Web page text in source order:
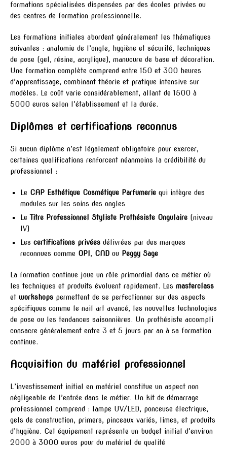
formations spécialisées dispensées par des écoles privées ou
des centres de formation professionnelle.
Les formations initiales abordent généralement les thématiques
suivantes : anatomie de l’ongle, hygiène et sécurité, techniques
de pose (gel, résine, acrylique), manucure de base et décoration.
Une formation complète comprend entre 150 et 300 heures
d’apprentissage, combinant théorie et pratique intensive sur
modèles. Le coût varie considérablement, allant de 1500 à
5000 euros selon l’établissement et la durée.
Diplômes et certifications reconnus
Si aucun diplôme n’est légalement obligatoire pour exercer,
certaines qualifications renforcent néanmoins la crédibilité du
professionnel :
Le CAP Esthétique Cosmétique Parfumerie qui intègre des
modules sur les soins des ongles
LeTitre Professionnel Styliste Prothésiste Ongulaire (niveau
IV)
Les certifications privées délivrées par des marques
reconnues comme OPI , CND ou Peggy Sage
La formation continue joue un rôle primordial dans ce métier où
les techniques et produits évoluent rapidement. Les masterclass
et workshops permettent de se perfectionner sur des aspects
spécifiques comme le nail art avancé, les nouvelles technologies
de pose ou les tendances saisonnières. Un prothésiste accompli
consacre généralement entre 3 et 5 jours par an à sa formation
continue.
Acquisition du matériel professionnel
L’investissement initial en matériel constitue un aspect non
négligeable de l’entrée dans le métier. Un kit de démarrage
professionnel comprend : lampe UV/LED, ponceuse électrique,
gels de construction, primers, pinceaux variés, limes, et produits
d’hygiène. Cet équipement représente un budget initial d’environ
2000 à 3000 euros pour du matériel de qualité